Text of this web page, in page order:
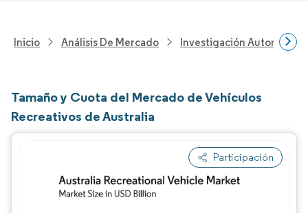
Inicio Análisis De Mercado Investigación Automotriz
Tamaño y Cuota del Mercado de Vehículos
Recreativos de Australia
Participación